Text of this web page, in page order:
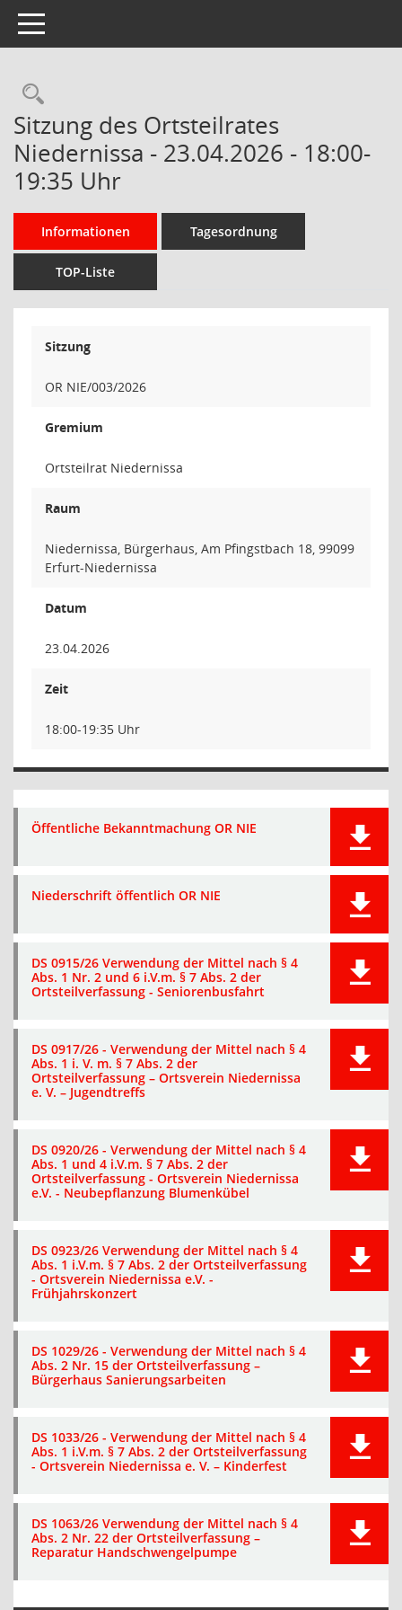
Toggle navigation
Rechercheauswahl
Sitzung des Ortsteilrates
Niedernissa - 23.04.2026 - 18:00-
19:35 Uhr
Informationen Tagesordnung
TOP-Liste
Sitzung
OR NIE/003/2026
Gremium
Ortsteilrat Niedernissa
Raum
Niedernissa, Bürgerhaus, Am Pfingstbach 18, 99099
Erfurt-Niedernissa
Datum
23.04.2026
Zeit
18:00-19:35 Uhr
Öffentliche Bekanntmachung OR NIE
Niederschrift öffentlich OR NIE
DS 0915/26 Verwendung der Mittel nach § 4
Abs. 1 Nr. 2 und 6 i.V.m. § 7 Abs. 2 der
Ortsteilverfassung - Seniorenbusfahrt
DS 0917/26 - Verwendung der Mittel nach § 4
Abs. 1 i. V. m. § 7 Abs. 2 der
Ortsteilverfassung – Ortsverein Niedernissa
e. V. – Jugendtreffs
DS 0920/26 - Verwendung der Mittel nach § 4
Abs. 1 und 4 i.V.m. § 7 Abs. 2 der
Ortsteilverfassung - Ortsverein Niedernissa
e.V. - Neubepflanzung Blumenkübel
DS 0923/26 Verwendung der Mittel nach § 4
Abs. 1 i.V.m. § 7 Abs. 2 der Ortsteilverfassung
- Ortsverein Niedernissa e.V. -
Frühjahrskonzert
DS 1029/26 - Verwendung der Mittel nach § 4
Abs. 2 Nr. 15 der Ortsteilverfassung –
Bürgerhaus Sanierungsarbeiten
DS 1033/26 - Verwendung der Mittel nach § 4
Abs. 1 i.V.m. § 7 Abs. 2 der Ortsteilverfassung
- Ortsverein Niedernissa e. V. – Kinderfest
DS 1063/26 Verwendung der Mittel nach § 4
Abs. 2 Nr. 22 der Ortsteilverfassung –
Reparatur Handschwengelpumpe